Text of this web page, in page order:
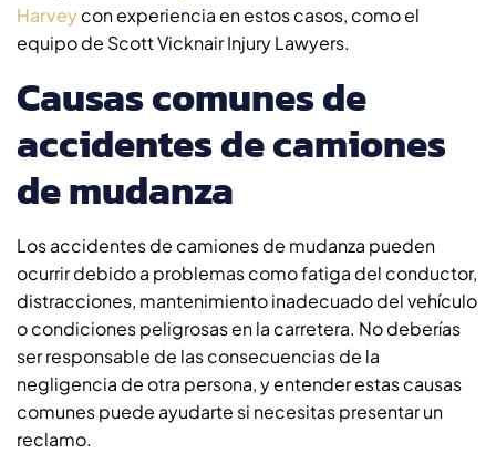
Harveycon experiencia en estos casos, como el
equipo de Scott Vicknair Injury Lawyers.
Causas comunes de
accidentes de camiones
de mudanza
Los accidentes de camiones de mudanza pueden
ocurrir debido a problemas como fatiga del conductor,
distracciones, mantenimiento inadecuado del vehículo
o condiciones peligrosas en la carretera. No deberías
ser responsable de las consecuencias de la
negligencia de otra persona, y entender estas causas
comunes puede ayudarte si necesitas presentar un
reclamo.